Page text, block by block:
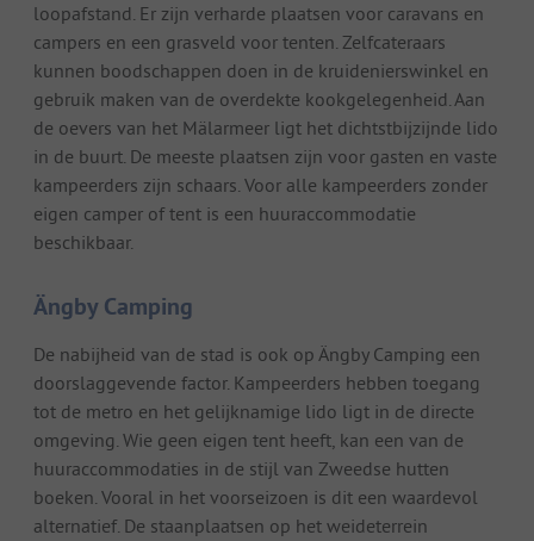
loopafstand. Er zijn verharde plaatsen voor caravans en
campers en een grasveld voor tenten. Zelfcateraars
kunnen boodschappen doen in de kruidenierswinkel en
gebruik maken van de overdekte kookgelegenheid. Aan
de oevers van het Mälarmeer ligt het dichtstbijzijnde lido
in de buurt. De meeste plaatsen zijn voor gasten en vaste
kampeerders zijn schaars. Voor alle kampeerders zonder
eigen camper of tent is een huuraccommodatie
beschikbaar.
Ängby Camping
De nabijheid van de stad is ook op Ängby Camping een
doorslaggevende factor. Kampeerders hebben toegang
tot de metro en het gelijknamige lido ligt in de directe
omgeving. Wie geen eigen tent heeft, kan een van de
huuraccommodaties in de stijl van Zweedse hutten
boeken. Vooral in het voorseizoen is dit een waardevol
alternatief. De staanplaatsen op het weideterrein